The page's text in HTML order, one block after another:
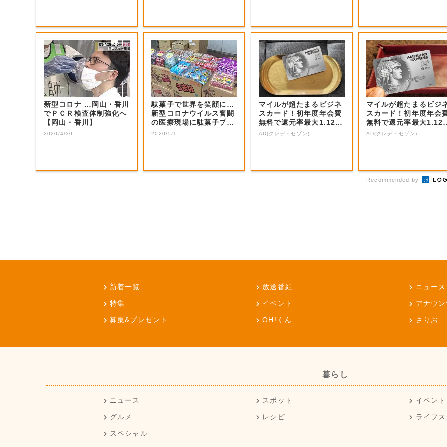
新型コロナ …岡山・香川
でＰＣＲ検査体制強化へ
【岡山・香川】
2020/4/30
駄菓子で世界を笑顔に…
新型コロナウイルス奮闘
の医療現場に駄菓子プレ
ゼント【岡山】
2020/5/1
マイルが超たまるビジネ
スカード！初年度年会費
無料で還元率最大1.12
5%
AD(クレディセゾン)
マイルが超たまるビジ
スカード！初年度年会
無料で還元率最大1.12
5%
AD(クレディセゾン)
Recommended by
新着一覧 放送番組 ニュース
特集 イベント アナウ
募集&プレゼント OH!くん さりお
暮らし
ニュース スポット イベント
グルメ レシピ ライフ
スペシャル